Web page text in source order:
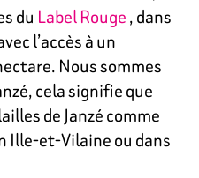
du Label Rouge, dans
l’accès à un
Nous sommes
cela signifie que
de Janzé comme
Ille-et-Vilaine ou dans